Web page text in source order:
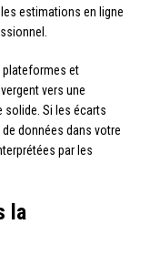
estimations en ligne
plateformes et
vers une
solide. Si les écarts
données dans votre
par les
la